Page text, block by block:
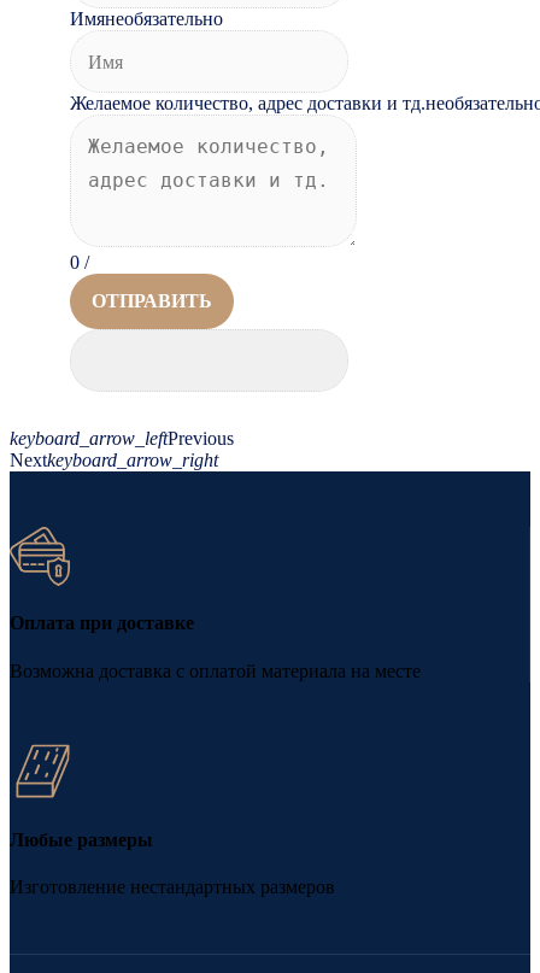
Имянеобязательно
Желаемое количество, адрес доставки и тд.
0 /
ОТПРАВИТЬ
keyboard_arrow_leftPrevious
Nextkeyboard_arrow_right
Оплата при доставке
Возможна доставка с оплатой материала на месте
Любые размеры
Изготовление нестандартных размеров